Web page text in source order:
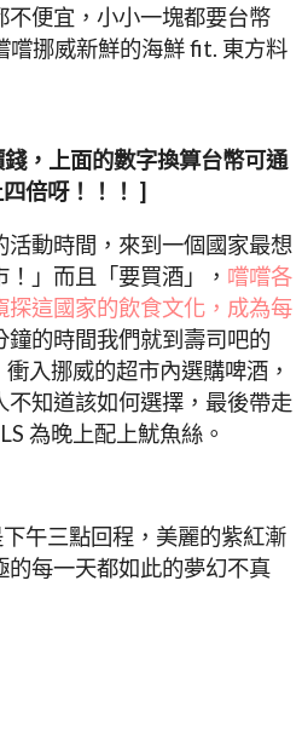
不便宜，小小一塊都要台幣
嚐挪威新鮮的海鮮 fit. 東方料
，上面的數字換算台幣可通
倍呀！！！ ]
動時間，來到一個國家最想
」而且「要買酒」， 嚐嚐各
探這國家的飲食文化，成為每
鐘的時間我們就到壽司吧的
入挪威的超市內選購啤酒，
知道該如何選擇，最後帶走
為晚上配上魷魚絲。
午三點回程，美麗的紫紅漸
的每一天都如此的夢幻不真